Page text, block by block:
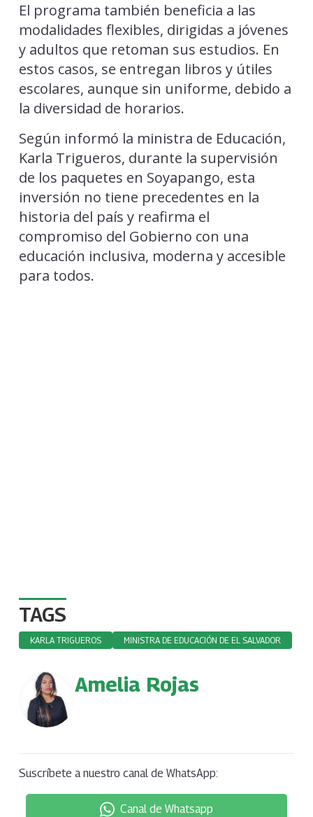
El programa también beneficia a las
modalidades flexibles, dirigidas a jóvenes
y adultos que retoman sus estudios. En
estos casos, se entregan libros y útiles
escolares, aunque sin uniforme, debido a
la diversidad de horarios.
Según informó la ministra de Educación,
Karla Trigueros, durante la supervisión
de los paquetes en Soyapango, esta
inversión no tiene precedentes en la
historia del país y reafirma el
compromiso del Gobierno con una
educación inclusiva, moderna y accesible
para todos.
TAGS
KARLA TRIGUEROS MINISTRA DE EDUCACIÓN DE EL SALVADOR
Amelia Rojas
Suscríbete a nuestro canal de WhatsApp:
Canal de Whatsapp